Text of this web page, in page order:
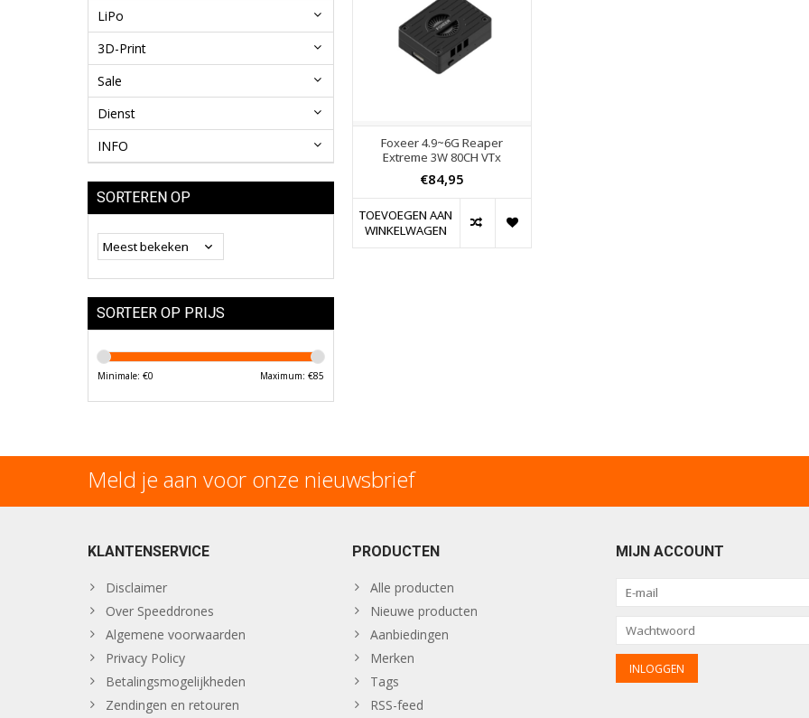
LiPo
3D-Print
Sale
Dienst
INFO
SORTEREN OP
SORTEER OP PRIJS
Minimale: €0 Maximum: €85
Foxeer 4.9~6G Reaper
Extreme 3W 80CH VTx
€84,95
TOEVOEGEN AAN
WINKELWAGEN
Meld je aan voor onze nieuwsbrief
KLANTENSERVICE
Disclaimer
Over Speeddrones
Algemene voorwaarden
Privacy Policy
Betalingsmogelijkheden
Zendingen en retouren
PRODUCTEN
Alle producten
Nieuwe producten
Aanbiedingen
Merken
Tags
RSS-feed
MIJN ACCOUNT